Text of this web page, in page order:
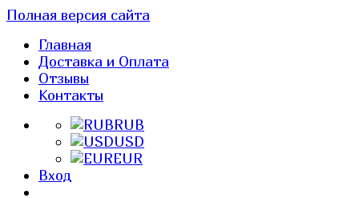
Полная версия сайта
Главная
Доставка и Оплата
Отзывы
Контакты
RUB
USD
EUR
Вход